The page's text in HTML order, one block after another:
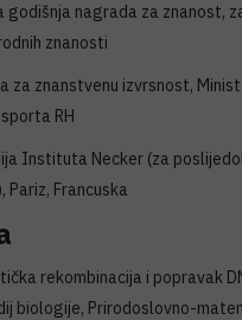
godišnja nagrada za znanost,
znanosti
za znanstvenu izvrsnost,
RH
Instituta Necker (za
Pariz, Francuska
rekombinacija i popravak
biologije, Prirodoslovno-